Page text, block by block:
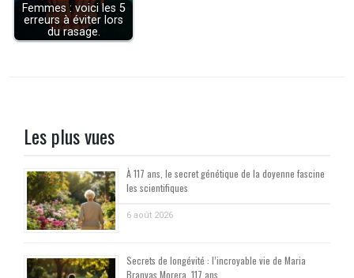
Femmes : voici les 5
erreurs à éviter lors
du rasage.
Les plus vues
À 117 ans, le secret génétique de la doyenne fascine
les scientifiques
6 août 2026
Secrets de longévité : l’incroyable vie de Maria
Branyas Morera, 117 ans